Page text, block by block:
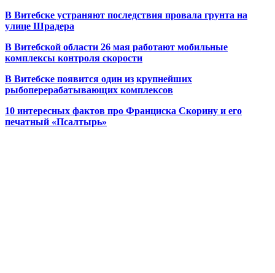
В Витебске устраняют последствия провала грунта на
улице Шрадера
В Витебской области 26 мая работают мобильные
комплексы контроля скорости
В Витебске появится один из крупнейших
рыбоперерабатывающих комплексов
10 интересных фактов про Франциска Скорину и его
печатный «Псалтырь»